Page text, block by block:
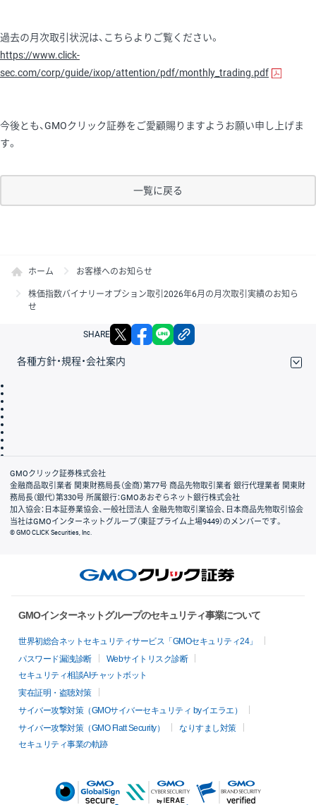
過去の月次取引状況は、こちらよりご覧ください。
https://www.click-
sec.com/corp/guide/ixop/attention/pdf/monthly_trading.pdf
今後とも、GMOクリック証券をご愛顧賜りますようお願い申し上げま
す。
一覧に戻る
ホーム お客様へのお知らせ
株価指数バイナリーオプション取引2026年6月の月次取引実績のお知ら
せ
SHARE X facebook
各種方針・規程・会社案内
会社案内
GMOクリック証券株式会社
金融商品取引業者 関東財務局長（金商）第77号 商品先物取引業者 銀行代理業者 関東財
務局長（銀代）第330号 所属銀行：GMOあおぞらネット銀行株式会社
加入協会：日本証券業協会、一般社団法人 金融先物取引業協会、日本商品先物取引協会
当社はGMOインターネットグループ（東証プライム上場9449）のメンバーです。
© GMO CLICK Securities, Inc.
GMOインターネットグループのセキュリティ事業について
世界初総合ネットセキュリティサービス「GMOセキュリティ24」
パスワード漏洩診断
Webサイトリスク診断
セキュリティ相談AIチャットボット
実在証明・盗聴対策
サイバー攻撃対策（GMOサイバーセキュリティ byイエラエ）
サイバー攻撃対策（GMO Flatt Security）
なりすまし対策
セキュリティ事業の軌跡